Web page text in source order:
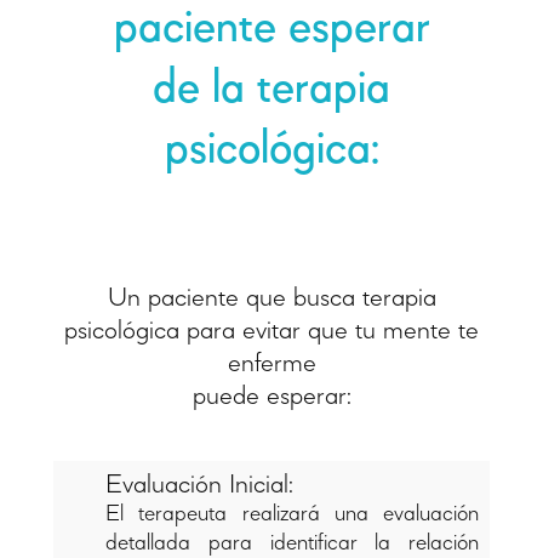
paciente esperar
de la terapia
psicológica:
Un paciente que busca terapia
psicológica para evitar que tu mente te
enferme
puede esperar:
Evaluación Inicial:
El terapeuta realizará una evaluación
detallada para identificar la relación